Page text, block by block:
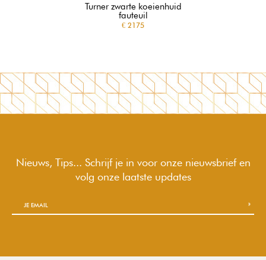
Turner zwarte koeienhuid
fauteuil
€ 2175
Nieuws, Tips... Schrijf je in voor onze nieuwsbrief en
volg onze laatste updates